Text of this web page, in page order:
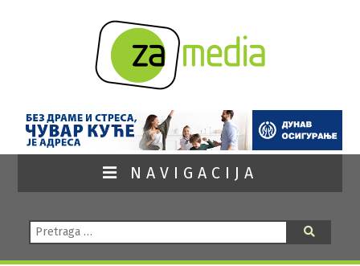
NAVIGACIJA
Pretraga: